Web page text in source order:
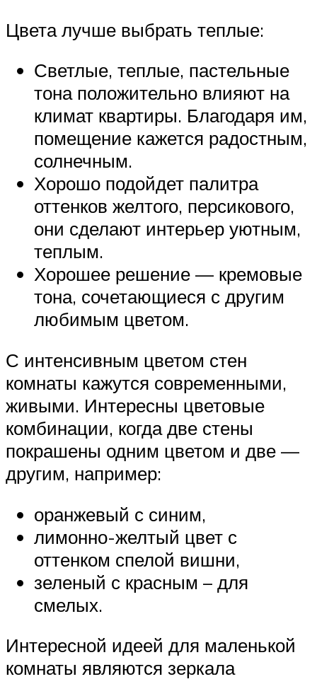
Цвета лучше выбрать теплые:
Светлые, теплые, пастельные
тона положительно влияют на
климат квартиры. Благодаря им,
помещение кажется радостным,
солнечным.
Хорошо подойдет палитра
оттенков желтого, персикового,
они сделают интерьер уютным,
теплым.
Хорошее решение — кремовые
тона, сочетающиеся с другим
любимым цветом.
С интенсивным цветом стен
комнаты кажутся современными,
живыми. Интересны цветовые
комбинации, когда две стены
покрашены одним цветом и две —
другим, например:
оранжевый с синим,
лимонно-желтый цвет с
оттенком спелой вишни,
зеленый с красным – для
смелых.
Интересной идеей для маленькой
комнаты являются зеркала